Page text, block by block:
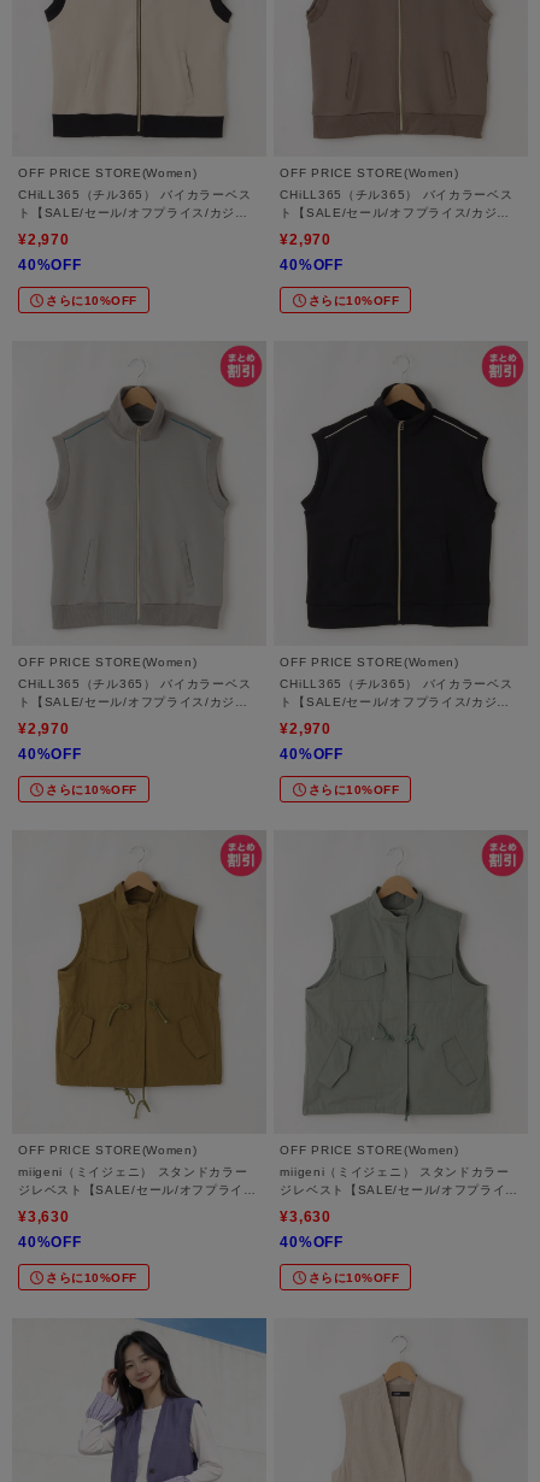
OFF PRICE STORE(Women)
CHiLL365（チル365） バイカラーベス
ト【SALE/セール/オフプライス/カジュ
アル/デイリー/トレンド/スポーティース
タイル】
¥2,970
40%OFF
さらに10%OFF
OFF PRICE STORE(Women)
CHiLL365（チル365） バイカラーベス
ト【SALE/セール/オフプライス/カジュ
アル/デイリー/トレンド/スポーティース
タイル】
¥2,970
40%OFF
さらに10%OFF
OFF PRICE STORE(Women)
CHiLL365（チル365） バイカラーベス
ト【SALE/セール/オフプライス/カジュ
タイル】
¥2,970
40%OFF
さらに10%OFF
OFF PRICE STORE(Women)
CHiLL365（チル365） バイカラーベス
ト【SALE/セール/オフプライス/カジュ
タイル】
¥2,970
40%OFF
さらに10%OFF
OFF PRICE STORE(Women)
miigeni（ミイジェニ） スタンドカラー
ジレベスト【SALE/セール/オフプライ
¥3,630
40%OFF
さらに10%OFF
OFF PRICE STORE(Women)
miigeni（ミイジェニ） スタンドカラー
ジレベスト【SALE/セール/オフプライ
¥3,630
40%OFF
さらに10%OFF